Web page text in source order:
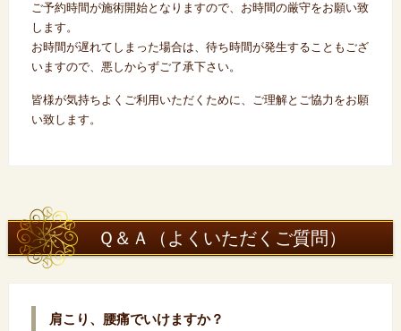
ご予約時間が施術開始となりますので、お時間の厳守をお願い致
します。
お時間が遅れてしまった場合は、待ち時間が発生することもござ
いますので、悪しからずご了承下さい。
皆様が気持ちよくご利用いただくために、ご理解とご協力をお願
い致します。
Ｑ＆Ａ（よくいただくご質問）
肩こり、腰痛でいけますか？